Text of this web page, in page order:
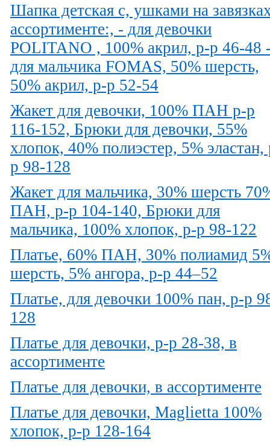
Шапка детская с, ушками на
ассортименте:, - для девочки
POLITANO , 100% акрил, р-р 46-48
для мальчика FOMAS, 50% шерсть,
50% акрил, р-р 52-54
Жакет для девочки, 100% ПАН р-р
116-152, Брюки для девочки, 55%
хлопок, 40% полиэстер, 5% эластан,
р 98-128
Жакет для мальчика, 30% шерсть
ПАН, р-р 104-140, Брюки для
мальчика, 100% хлопок, р-р 98-122
Платье, 60% ПАН, 30% полиамид
шерсть, 5% ангора, р-р 44–52
Платье, для девочки 100% пан, р-р
128
Платье для девочки, р-р 28-38, в
ассортименте
Платье для девочки, в ассортименте
Платье для девочки, Maglietta 100%
хлопок, р-р 128-164